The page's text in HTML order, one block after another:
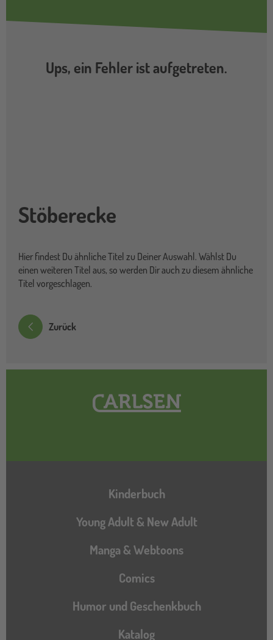
Ups, ein Fehler ist aufgetreten.
Stöberecke
Hier findest Du ähnliche Titel zu Deiner Auswahl. Wählst Du
einen weiteren Titel aus, so werden Dir auch zu diesem ähnliche
Titel vorgeschlagen.
Zurück
Hauptnavigation
Kinderbuch
Young Adult & New Adult
Manga & Webtoons
Comics
Humor und Geschenkbuch
Katalog
Katalog